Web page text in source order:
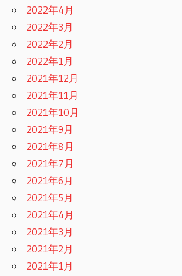
2022年4月
2022年3月
2022年2月
2022年1月
2021年12月
2021年11月
2021年10月
2021年9月
2021年8月
2021年7月
2021年6月
2021年5月
2021年4月
2021年3月
2021年2月
2021年1月